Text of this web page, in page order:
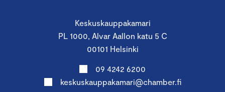
Keskuskauppakamari
PL 1000, Alvar Aallon katu 5 C
00101 Helsinki
09 4242 6200
keskuskauppakamari@chamber.fi